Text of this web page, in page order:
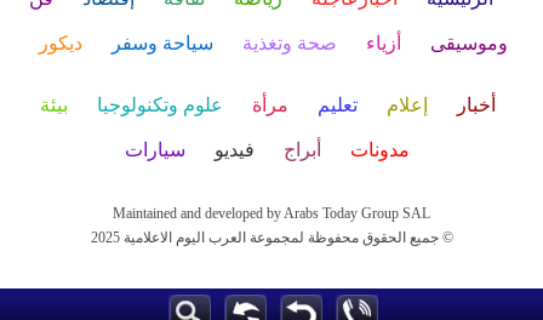
وموسيقى أزياء صحة وتغذية سياحة وسفر ديكور
أخبار إعلام تعليم مرأة علوم وتكنولوجيا بيئة
مدونات أبراج فيديو سيارات
Maintained and developed by Arabs Today Group SAL
جميع الحقوق محفوظة لمجموعة العرب اليوم الاعلامية 2025 ©